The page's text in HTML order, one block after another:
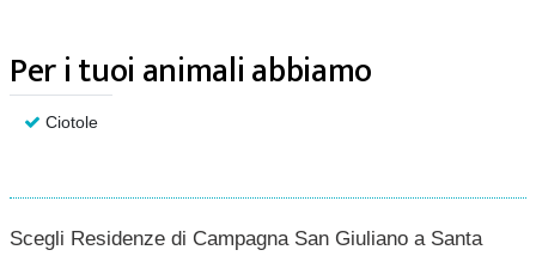
Per i tuoi animali abbiamo
Ciotole
Scegli Residenze di Campagna San Giuliano a Santa